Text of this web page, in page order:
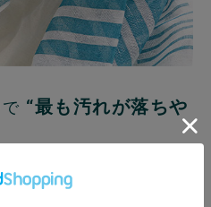
“最も汚れが落ちや
す特徴があるので、
大丈夫。